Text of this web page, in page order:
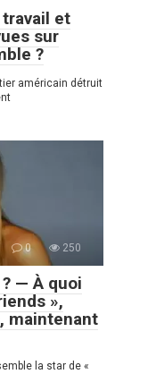
et
sur
?
américain détruit
0 250
— À quoi
»,
maintenant
la star de «